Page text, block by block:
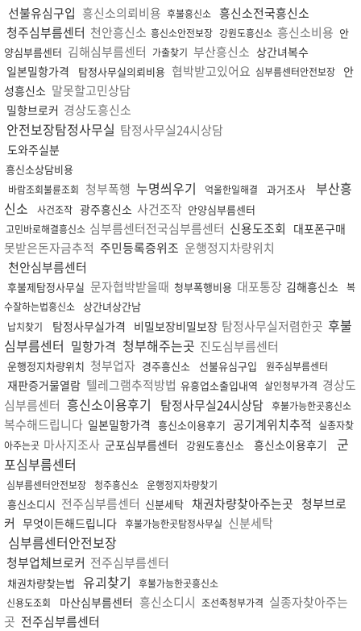
선불유심구입 흥신소의뢰비용 후불흥신소 흥신소전국흥신소
청주심부름센터 천안흥신소 흥신소안전보장 강원도흥신소 흥신소비용 안
양심부름센터 김해심부름센터 가출찾기 부산흥신소 상간녀복수
일본밀항가격
탐정사무실의뢰비용 협박받고있어요 심부름센터안전보장
안
성흥신소 말못할고민상담
밀항브로커 경상도흥신소
안전보장탐정사무실 탐정사무실24시상담
도와주실분
흥신소상담비용
바람조회불륜조회 청부폭행 누명씌우기 억울한일해결 과거조사
부산흥
신소
사건조작 광주흥신소 사건조작 안양심부름센터
고민바로해결흥신소 심부름센터전국심부름센터 신용도조회 대포폰구매
못받은돈자금추적 주민등록증위조 운행정지차량위치
천안심부름센터
후불제탐정사무실 문자협박받을때 청부폭행비용 대포통장 김해흥신소
복
수잘하는법흥신소 상간녀상간남
납치찾기 탐정사무실가격 비밀보장비밀보장 탐정사무실저렴한곳 후불
심부름센터 밀항가격 청부해주는곳 진도심부름센터
운행정지차량위치 청부업자 경주흥신소 선불유심구입 원주심부름센터
재판증거물열람 텔레그램추적방법 유흥업소출입내역 살인청부가격 경상도
심부름센터 흥신소이용후기 탐정사무실24시상담 후불가능한곳흥신소
복수해드립니다 일본밀항가격 흥신소이용후기 공기계위치추적
실종자찾
아주는곳 마사지조사 군포심부름센터 강원도흥신소 흥신소이용후기
군
포심부름센터
심부름센터안전보장 청주흥신소 운행정지차량찾기
흥신소디시 전주심부름센터 신분세탁 채권차량찾아주는곳 청부브로
커 무엇이든해드립니다 후불가능한곳탐정사무실 신분세탁
심부름센터안전보장
청부업체브로커 전주심부름센터
채권차량찾는법 유괴찾기
후불가능한곳흥신소
신용도조회
마산심부름센터 흥신소디시 조선족청부가격 실종자찾아주는
곳 전주심부름센터